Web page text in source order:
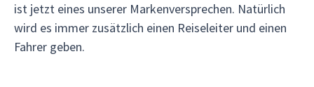
ist jetzt eines unserer Markenversprechen. Natürlich
wird es immer zusätzlich einen Reiseleiter und einen
Fahrer geben.